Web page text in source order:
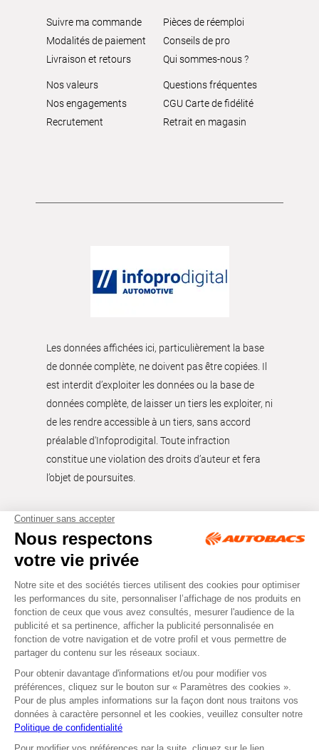
Suivre ma commande
Modalités de paiement
Livraison et retours
Pièces de réemploi
Conseils de pro
Qui sommes-nous ?
Nos valeurs
Nos engagements
Recrutement
Questions fréquentes
CGU Carte de fidélité
Retrait en magasin
Les données affichées ici, particulièrement la base
de donnée complète, ne doivent pas être copiées. Il
est interdit d’exploiter les données ou la base de
données complète, de laisser un tiers les exploiter, ni
de les rendre accessible à un tiers, sans accord
préalable d'Infoprodigital. Toute infraction
constitue une violation des droits d’auteur et fera
l’objet de poursuites.
Tous droits réservés © Autobacs
Mentions légales RGPD
Cookies CGV
Facebook Instagram